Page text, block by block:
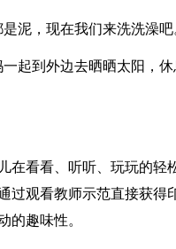
泥，现在我们来洗洗澡吧
起到外边去晒晒太阳，
在看看、听听、玩玩的轻
过观看教师示范直接获得
的趣味性。